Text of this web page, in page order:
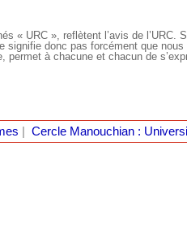
« URC », reflètent l’avis de
signifie donc pas forcément que
permet à chacune et chacun de
Cercle Manouchian :